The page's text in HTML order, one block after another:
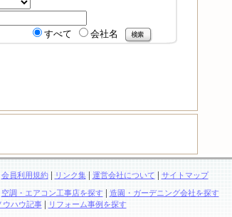
すべて 会社名
会員利用規約| リンク集| 運営会社について | サイトマップ
空調・エアコン工事店を探す | 造園・ガーデニング会社を探す
ウハウ記事| リフォーム事例を探す